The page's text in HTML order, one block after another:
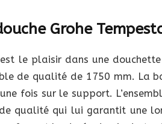
Grohe
le plaisir dans une
de qualité de 1750 mm. La
fois sur le support.
qualité qui lui garantit une